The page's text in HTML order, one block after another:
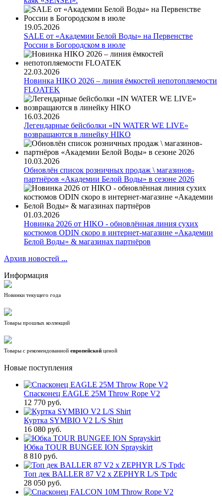
19.05.2026
SALE от «Академии Белой Воды» на Первенстве
России в Богородском в июле
22.03.2026
Новинка HIKO 2026 – линия ёмкостей непотопляемости
FLOATEK
16.03.2026
Легендарные бейсболки «IN WATER WE LIVE»
возвращаются в линейку HIKO
10.03.2026
Обновлён список розничных продаж \ магазинов-
партнёров «Академии Белой Воды» в сезоне 2026
01.03.2026
Новинка 2026 от HIKO - обновлённая линия сухих
костюмов ODIN скоро в интернет-магазине «Академии
Белой Воды» & магазинах партнёров
Архив новостей ...
Информация
Новинки текущего года
Товары прошлых коллекций
Товары с рекомендованной европейской ценой
Новые поступления
Спасконец EAGLE 25M Throw Rope V2
12 770 руб.
Куртка SYMBIO V2 L/S Shirt
16 080 руб.
Юбка TOUR BUNGEE ION Sprayskirt
8 810 руб.
Топ дек BALLER 87 V2 x ZEPHYR L/S Tpdc
28 050 руб.